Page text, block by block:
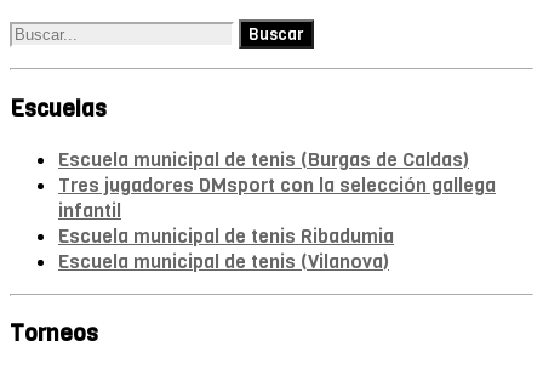
Escuelas
Escuela municipal de tenis (Burgas de Caldas)
Tres jugadores DMsport con la selección gallega
infantil
Escuela municipal de tenis Ribadumia
Escuela municipal de tenis (Vilanova)
Torneos